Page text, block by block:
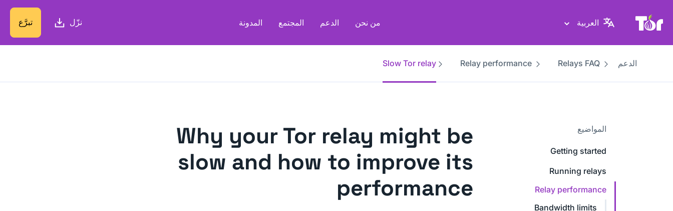
موقع Tor Project العربية من نحن الدعم المجتمع المدونة نزّل تبرَّع
الدعم Relays FAQ
Relay performance
Slow Tor relay
المواضيع
Getting started
Running relays
Relay performance
Bandwidth limits
Why your Tor relay might be
slow and how to improve its
performance